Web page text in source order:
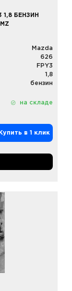
1,8 БЕНЗИН
Mazda
626
FPY3
1,8
бензин
на складе
Купить в 1 клик